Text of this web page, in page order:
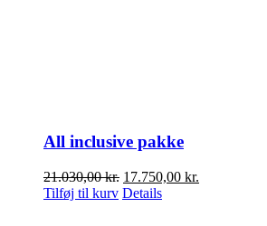
All inclusive pakke
21.030,00kr. Den
oprindelige
17.750,00 kr.
Tilføj til kurv Details